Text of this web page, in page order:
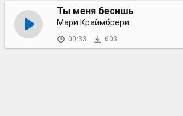
Ты меня бесишь
Мари Краймбрери
00:33 603